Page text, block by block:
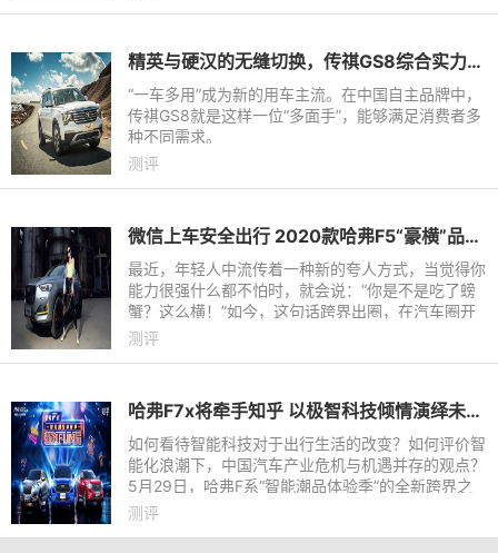
精英与硬汉的无缝切换，传祺GS8综合实力解析
“一车多用”成为新的用车主流。在中国自主品牌中，
传祺GS8就是这样一位“多面手”，能够满足消费者多
种不同需求。
测评
微信上车安全出行 2020款哈弗F5“豪横”品质成年轻爆款
最近，年轻人中流传着一种新的夸人方式，当觉得你
能力很强什么都不怕时，就会说：“你是不是吃了螃
蟹？这么横！”如今，这句话跨界出圈，在汽车圈开
始盛行，许多年轻用户都认为哈弗F5是吃了螃蟹，
测评
哈弗F7x将牵手知乎 以极智科技倾情演绎未来出行生活
如何看待智能科技对于出行生活的改变？如何评价智
能化浪潮下，中国汽车产业危机与机遇并存的观点？
5月29日，哈弗F系“智能潮品体验季”的全新跨界之
旅——“新知Fun局”将携手知名主持人蔡紫、车若初
测评